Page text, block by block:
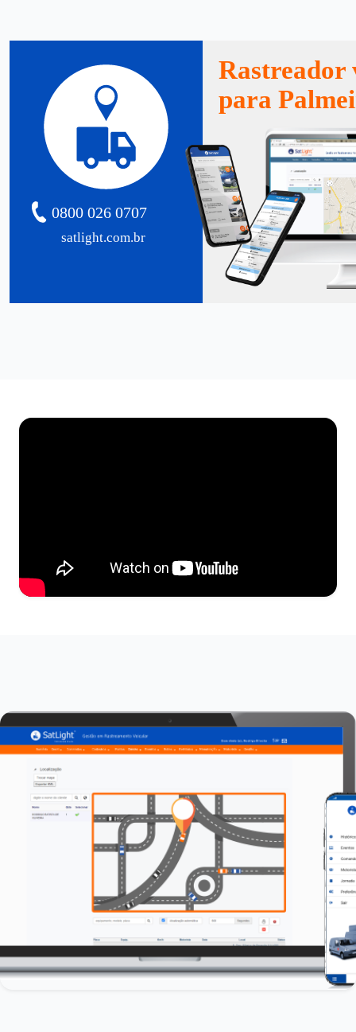
satlight.com.br
0800 026 0707
Rastreador
para